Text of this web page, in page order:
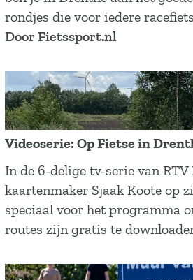
r
a
p
e
r
a
c
e
f
i
e
s
rondjes die voor iedere
Door Fietssport.nl
Videoserie: Op Fietse in
V
i
d
e
s
In de 6-delige tv-serie van
kaartenmaker Sjaak Koote op
speciaal voor het programma
routes zijn gratis te